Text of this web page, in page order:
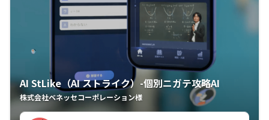
AI StLike（AI ストライク）-個別ニガテ攻略AI
株式会社ベネッセコーポレーション様